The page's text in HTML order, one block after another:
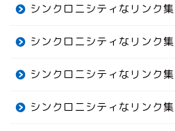
シンクロニシティなリンク
シンクロニシティなリンク
シンクロニシティなリンク
シンクロニシティなリンク